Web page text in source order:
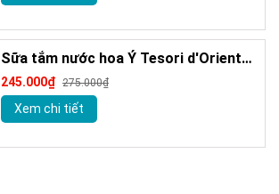
Sữa tắm nước hoa Ý Tesori d'Oriente
chính hãng 500ml kèm vòi
245.000₫ 275.000₫
Xem chi tiết